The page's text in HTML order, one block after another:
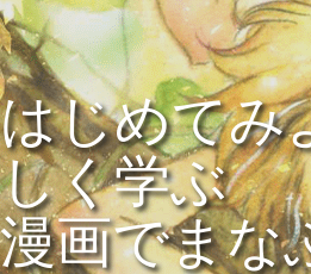
はじめてみ
しく学ぶ
漫画でまな